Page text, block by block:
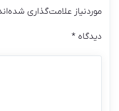
موردنیاز علامت‌گذاری
دیدگاه*